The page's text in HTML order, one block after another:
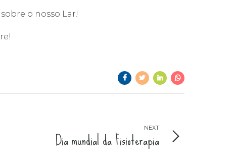
o nosso Lar!
NEXT
Dia mundial da Fisioterapia